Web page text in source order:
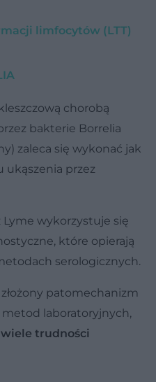
limfocytów (LTT)
chorobą
bakterie Borrelia
zaleca się wykonać jak
przez
wykorzystuje się
które opierają
serologicznych.
patomechanizm
metod laboratoryjnych,
trudności